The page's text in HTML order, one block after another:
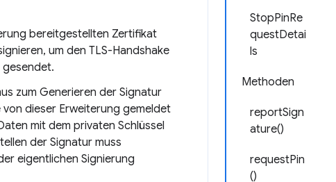
StopPinRe
questDetai
ls
Methoden
reportSign
ature()
requestPin
()
bereitgestellten Zertifikat
um den TLS-Handshake
gesendet.
zum Generieren der Signatur
dieser Erweiterung gemeldet
mit dem privaten Schlüssel
der Signatur muss
eigentlichen Signierung